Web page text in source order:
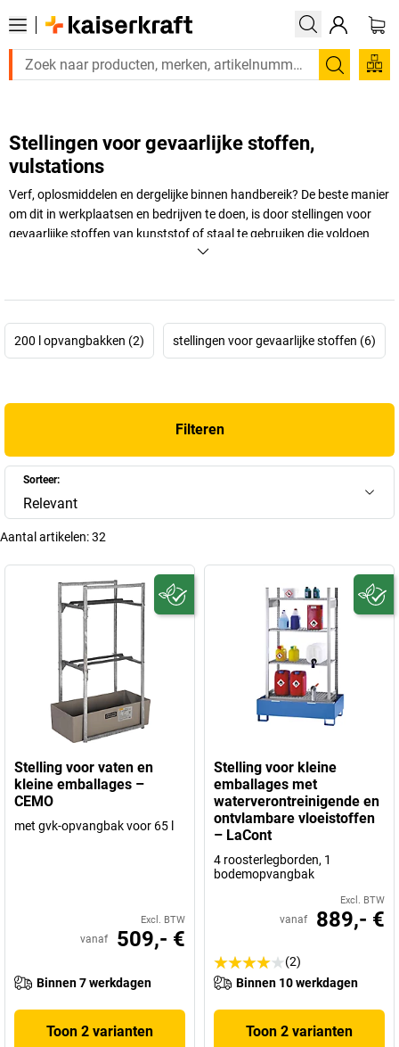
Zoeken
Stellingen voor gevaarlijke stoffen,
vulstations
Verf, oplosmiddelen en dergelijke binnen handbereik? De beste manier
om dit in werkplaatsen en bedrijven te doen, is door stellingen voor
gevaarlijke stoffen van kunststof of staal te gebruiken die voldoen
aan de voorschriften voor horizontale of verticale opslag en het vullen
wordt hier duidelijk uitgelegd.
200 l opvangbakken (2) stellingen voor gevaarlijke stoffen (6)
Filteren
Sorteer:
Relevant
Aantal artikelen:32
Stelling voor vaten en
kleine emballages –
CEMO
met gvk-opvangbak voor 65 l
Excl. BTW
vanaf 509,- €
Binnen 7 werkdagen
Toon 2 varianten
Stelling voor kleine
emballages met
waterverontreinigende en
ontvlambare vloeistoffen
– LaCont
4 roosterlegborden, 1
bodemopvangbak
Excl. BTW
vanaf 889,- €
(2)
Binnen 10 werkdagen
Toon 2 varianten